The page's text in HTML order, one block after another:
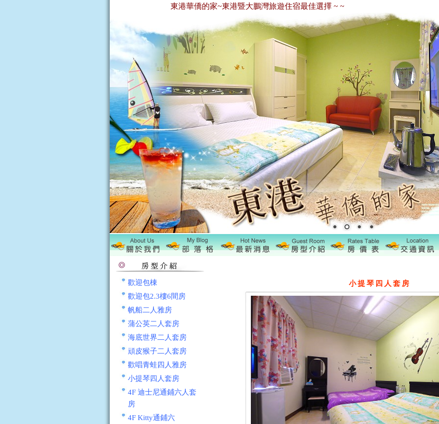
東港華僑的家~東港暨大鵬灣旅遊住宿最佳選擇 ~ ~
歡迎包棟
歡迎包2.3樓6間房
帆船二人雅房
蒲公英二人套房
海底世界二人套房
頑皮猴子二人套房
歡唱青蛙四人雅房
小提琴四人套房
4F 迪士尼通鋪六人套
房
4F Kitty通鋪六
小提琴四人套房